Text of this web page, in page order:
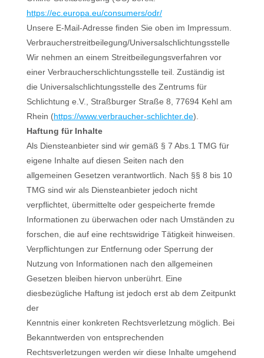
https://ec.europa.eu/consumers/odr/
Unsere E-Mail-Adresse finden Sie oben im Impressum.
Verbraucherstreitbeilegung/Universalschlichtungsstelle
Wir nehmen an einem Streitbeilegungsverfahren vor
einer Verbraucherschlichtungsstelle teil. Zuständig ist
die Universalschlichtungsstelle des Zentrums für
Schlichtung e.V., Straßburger Straße 8, 77694 Kehl am
Rhein (https://www.verbraucher-schlichter.de).
Haftung für Inhalte
Als Diensteanbieter sind wir gemäß § 7 Abs.1 TMG für
eigene Inhalte auf diesen Seiten nach den
allgemeinen Gesetzen verantwortlich. Nach §§ 8 bis 10
TMG sind wir als Diensteanbieter jedoch nicht
verpflichtet, übermittelte oder gespeicherte fremde
Informationen zu überwachen oder nach Umständen zu
forschen, die auf eine rechtswidrige Tätigkeit hinweisen.
Verpflichtungen zur Entfernung oder Sperrung der
Nutzung von Informationen nach den allgemeinen
Gesetzen bleiben hiervon unberührt. Eine
diesbezügliche Haftung ist jedoch erst ab dem Zeitpunkt
der
Kenntnis einer konkreten Rechtsverletzung möglich. Bei
Bekanntwerden von entsprechenden
Rechtsverletzungen werden wir diese Inhalte umgehend